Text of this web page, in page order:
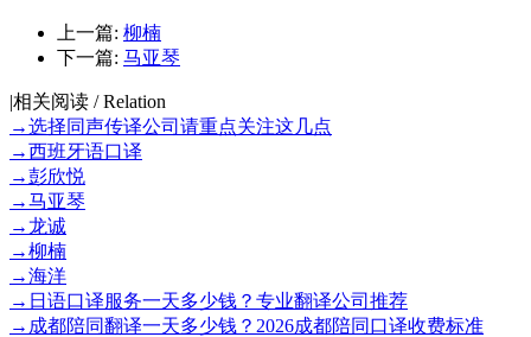
上一篇: 柳楠
下一篇: 马亚琴
|相关阅读 / Relation
→选择同声传译公司请重点关注这几点
→西班牙语口译
→彭欣悦
→马亚琴
→龙诚
→柳楠
→海洋
→ 日语口译服务一天多少钱？专业翻译公司推荐
→ 成都陪同翻译一天多少钱？2026成都陪同口译收费标准